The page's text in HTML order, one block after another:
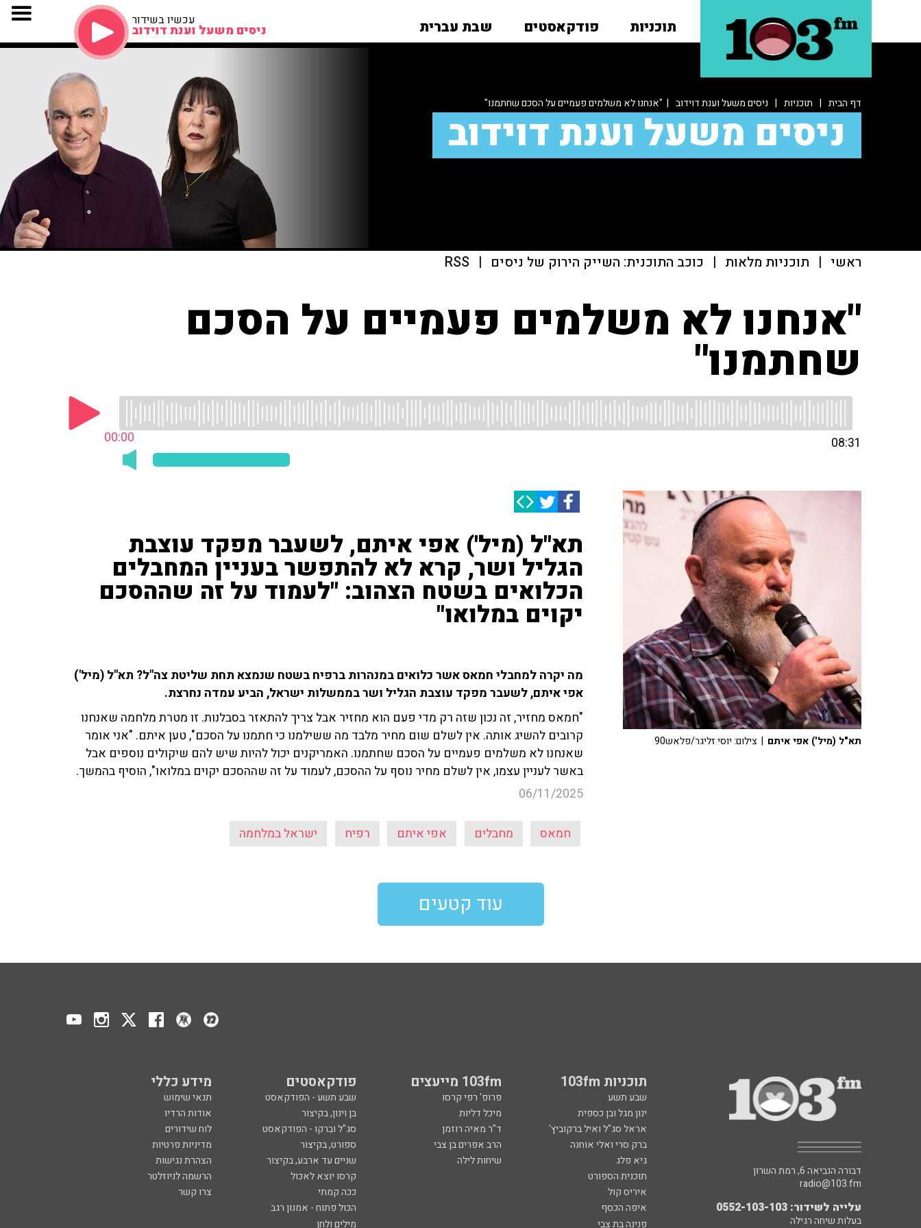
תוכניות פודקאסטים שבת עברית עכשיו בשידור
ניסים משעל וענת דוידוב
דף הבית | תוכניות | ניסים משעל וענת דוידוב | "אנחנו לא משלמים פעמיים על הסכם שחתמנו"
ניסים משעל וענת דוידוב
ראשי | תוכניות מלאות | כוכב התוכנית: השייק הירוק של ניסים |
RSS
"אנחנו לא משלמים פעמיים על הסכם
שחתמנו"
00:00 08:31
תא"ל (מיל') אפי איתם, לשעבר מפקד עוצבת
הגליל ושר, קרא לא להתפשר בעניין המחבלים
הכלואים בשטח הצהוב: "לעמוד על זה שההסכם
יקוים במלואו"
מה יקרה למחבלי חמאס אשר כלואים במנהרות ברפיח בשטח שנמצא תחת שליטת צה"ל? תא"ל (מיל')
אפי איתם, לשעבר מפקד עוצבת הגליל ושר בממשלות ישראל, הביע עמדה נחרצת.
"חמאס מחזיר, זה נכון שזה רק מדי פעם הוא מחזיר אבל צריך להתאזר בסבלנות. זו מטרת מלחמה שאנחנו
קרובים להשיג אותה. אין לשלם שום מחיר מלבד מה ששילמנו כי חתמנו על הסכם", טען איתם. "אני אומר
שאנחנו לא משלמים פעמיים על הסכם שחתמנו. האמריקנים יכול להיות שיש להם שיקולים נוספים אבל
באשר לעניין עצמו, אין לשלם מחיר נוסף על ההסכם, לעמוד על זה שההסכם יקוים במלואו", הוסיף בהמשך.
06/11/2025
חמאס מחבלים אפי איתם רפיח ישראל במלחמה
תא"ל (מיל') אפי איתם | צילום: יוסי זליגר/פלאש90
עוד קטעים
תוכניות 103fm 103fm מייעצים פודקאסטים מידע כללי
שבע תשע פרופ' רפי קרסו שבע תשע - הפודקאסט
תנאי שימוש
ינון מגל ובן כספית
מיכל דליות בן וינון, בקיצור
אודות הרדיו
אראל סג"ל ואיל ברקוביץ'
ד"ר מאיה רוזמן סג"ל וברקו - הפודקאסט
לוח שידורים
ברק סרי ואלי אוחנה
הרב אפרים בן צבי ספורט, בקיצור
מדיניות פרטיות
גיא פלג
שיחות לילה שניים עד ארבע, בקיצור
הצהרת נגישות
תוכנית הספורט
קרסו יוצא לאכול
הרשמה לניוזלטר
איריס קול
ככה קמתי
צרו קשר
איפה הכסף
הכול פתוח - אמנון רגב
פנינה בת צבי
מילים ולחן
דבורה הנביאה 6, רמת השרון
radio@103.fm
עלייה לשידור: 0552-103-103
בעלות שיחה רגילה